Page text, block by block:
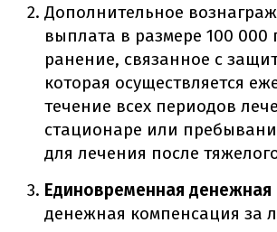
Дополнительное
выплата в размере 100 000
ранение, связанное с
которая осуществляется
течение всех периодов
стационаре или
для лечения после
Единовременная
денежная компенсация за